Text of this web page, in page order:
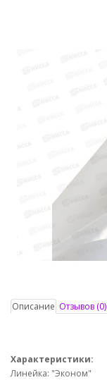
Описание Отзывов (0)
Характеристики:
Линейка: "Эконом"